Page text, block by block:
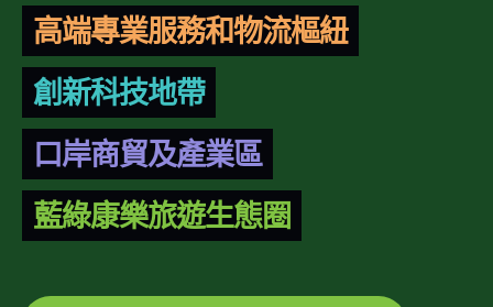
高端專業服務和物流樞紐
創新科技地帶
口岸商貿及產業區
藍綠康樂旅遊生態圈